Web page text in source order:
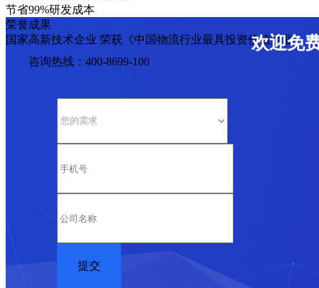
节省99%研发成本
荣誉成果
国家高新技术企业 荣获《中国物流行业最具投资价值企业》
欢迎免
咨询热线：400-8699-100